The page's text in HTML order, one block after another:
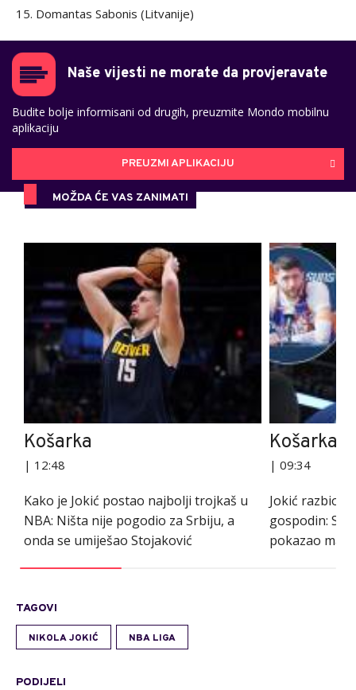
15. Domantas Sabonis (Litvanije)
Naše vijesti ne morate da provjeravate
Budite bolje informisani od drugih, preuzmite Mondo mobilnu
aplikaciju
PREUZMI APLIKACIJU
MOŽDA ĆE VAS ZANIMATI
Košarka
| 12:48
Kako je Jokić postao najbolji trojkaš u
NBA: Ništa nije pogodio za Srbiju, a
onda se umiješao Stojaković
Košarka
| 09:34
Jokić razbio
gospodin: Svi
pokazao
TAGOVI
NIKOLA JOKIĆ NBA LIGA
PODIJELI